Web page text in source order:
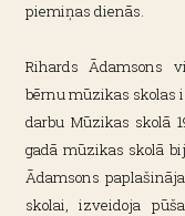
piemiņas dienās.
Rihards Ādamsons
bērnu mūzikas skolas
darbu Mūzikas skolā
gadā mūzikas skolā
Ādamsons
skolai, izveidoja